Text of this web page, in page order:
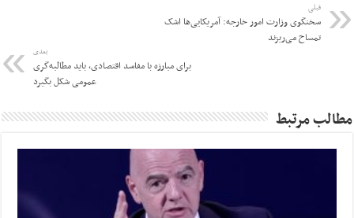
قبلی
سخنگوی وزارت امور خارجه: آمریکایی‌ها اشک
تمساح می‌ریزند
بعدی
برای مبارزه با مفاسد اقتصادی، باید مطالبه‌گری
عمومی شکل بگیرد
مطالب مرتبط